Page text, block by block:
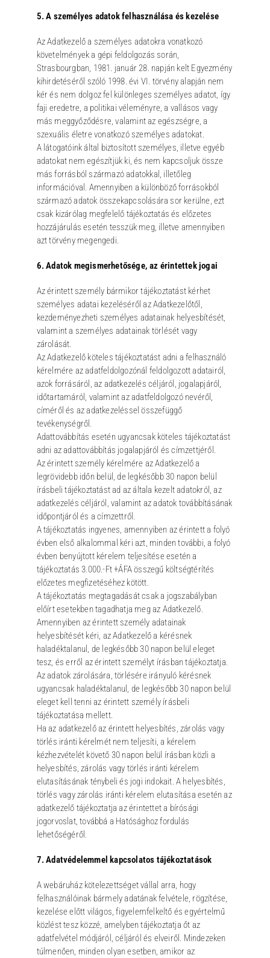
5. A személyes adatok felhasználása és kezelése
Az Adatkezelő a személyes adatokra vonatkozó
követelmények a gépi feldolgozás során,
Strasbourgban, 1981. január 28. napján kelt Egyezmény
kihirdetéséről szóló 1998. évi VI. törvény alapján nem
kér és nem dolgoz fel különleges személyes adatot, így
faji eredetre, a politikai véleményre, a vallásos vagy
más meggyőződésre, valamint az egészségre, a
szexuális életre vonatkozó személyes adatokat.
A látogatóink által biztosított személyes, illetve egyéb
adatokat nem egészítjük ki, és nem kapcsoljuk össze
más forrásból származó adatokkal, illetőleg
információval. Amennyiben a különböző forrásokból
származó adatok összekapcsolására sor kerülne, ezt
csak kizárólag megfelelő tájékoztatás és előzetes
hozzájárulás esetén tesszük meg, illetve amennyiben
azt törvény megengedi.
6. Adatok megismerhetősége, az érintettek jogai
Az érintett személy bármikor tájékoztatást kérhet
személyes adatai kezeléséről az Adatkezelőtől,
kezdeményezheti személyes adatainak helyesbítését,
valamint a személyes adatainak törlését vagy
zárolását.
Az Adatkezelő köteles tájékoztatást adni a felhasználó
kérelmére az adatfeldolgozónál feldolgozott adatairól,
azok forrásáról, az adatkezelés céljáról, jogalapjáról,
időtartamáról, valamint az adatfeldolgozó nevéről,
címéről és az adatkezeléssel összefüggő
tevékenységről.
Adattovábbítás esetén ugyancsak köteles tájékoztatást
adni az adattovábbítás jogalapjáról és címzettjéről.
Az érintett személy kérelmére az Adatkezelő a
legrövidebb időn belül, de legkésőbb 30 napon belül
írásbeli tájékoztatást ad az általa kezelt adatokról, az
adatkezelés céljáról, valamint az adatok továbbításának
időpontjáról és a címzettről.
A tájékoztatás ingyenes, amennyiben az érintett a folyó
évben első alkalommal kéri azt, minden további, a folyó
évben benyújtott kérelem teljesítése esetén a
tájékoztatás 3.000.-Ft +ÁFA összegű költségtérítés
előzetes megfizetéséhez kötött.
A tájékoztatás megtagadását csak a jogszabályban
előírt esetekben tagadhatja meg az Adatkezelő.
Amennyiben az érintett személy adatainak
helyesbítését kéri, az Adatkezelő a kérésnek
haladéktalanul, de legkésőbb 30 napon belül eleget
tesz, és erről az érintett személyt írásban tájékoztatja.
Az adatok zárolására, törlésére irányuló kérésnek
ugyancsak haladéktalanul, de legkésőbb 30 napon belül
eleget kell tenni az érintett személy írásbeli
tájékoztatása mellett.
Ha az adatkezelő az érintett helyesbítés, zárolás vagy
törlés iránti kérelmét nem teljesíti, a kérelem
kézhezvételét követő 30 napon belül írásban közli a
helyesbítés, zárolás vagy törlés iránti kérelem
elutasításának ténybeli és jogi indokait. A helyesbítés,
törlés vagy zárolás iránti kérelem elutasítása esetén az
adatkezelő tájékoztatja az érintettet a bírósági
jogorvoslat, továbbá a Hatósághoz fordulás
lehetőségéről.
7. Adatvédelemmel kapcsolatos tájékoztatások
A webáruház kötelezettséget vállal arra, hogy
felhasználóinak bármely adatának felvétele, rögzítése,
kezelése előtt világos, figyelemfelkeltő és egyértelmű
közlést tesz közzé, amelyben tájékoztatja őt az
adatfelvétel módjáról, céljáról és elveiről. Mindezeken
túlmenően, minden olyan esetben, amikor az